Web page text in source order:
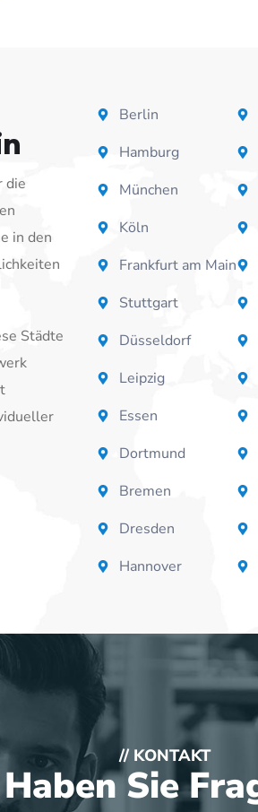
die
in den
Städte
Berlin
Hamburg
München
Köln
Frankfurt am Main
Stuttgart
Düsseldorf
Leipzig
Essen
Dortmund
Bremen
Dresden
Hannover
// KONTAKT
Haben Sie